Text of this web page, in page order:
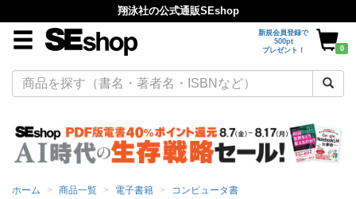
翔泳社の公式通販SEshop
新規会員登録で
500pt
プレゼント！
0
ホーム 商品一覧 電子書籍 コンピュータ書